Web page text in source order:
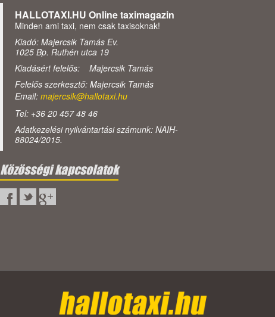
HALLOTAXI.HU Online taximagazin
Minden ami taxi, nem csak taxisoknak!
Kiadó: Majercsik Tamás Ev.
1025 Bp. Ruthén utca 19
Kiadásért felelős: Majercsik Tamás
Felelős szerkesztő: Majercsik Tamás
Email: majercsik@hallotaxi.hu
Tel: +36 20 457 48 46
Adatkezelési nyilvántartási számunk: NAIH-
88024/2015.
Közösségi kapcsolatok